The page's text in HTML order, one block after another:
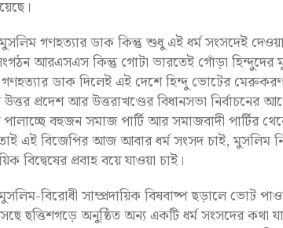
গণহত্যার ডাক কিন্তু শুধু এই ধর্ম সংসদেই
আরএসএস কিন্তু গোটা ভারতেই গোঁড়া হিন্দুদের
ডাক দিলেই এই দেশে হিন্দু ভোটের
উত্তর প্রদেশ আর উত্তরাখণ্ডের বিধানসভা
বহুজন সমাজ পার্টি আর সমাজবাদী পার্টির
এই বিজেপির আজ আবার ধর্ম সংসদ চাই, মুসলিম
বিদ্বেষের প্রবাহ বয়ে যাওয়া চাই।
বিরোধী সাম্প্রদায়িক বিষবাষ্প ছড়ালে ভোট
ছত্তিশগড়ে অনুষ্ঠিত অন্য একটি ধর্ম সংসদের কথা